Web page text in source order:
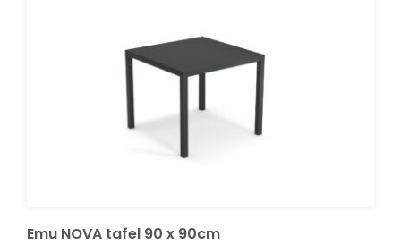
Emu NOVA tafel 90 x 90cm